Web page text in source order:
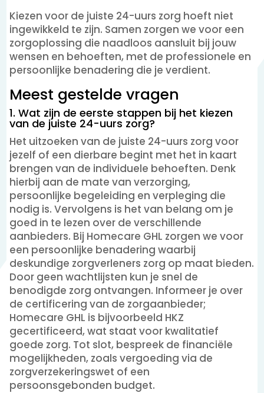
Kiezen voor de juiste 24-uurs zorg hoeft niet
ingewikkeld te zijn. Samen zorgen we voor een
zorgoplossing die naadloos aansluit bij jouw
wensen en behoeften, met de professionele en
persoonlijke benadering die je verdient.
Meest gestelde vragen
1. Wat zijn de eerste stappen bij het kiezen
van de juiste 24-uurs zorg?
Het uitzoeken van de juiste 24-uurs zorg voor
jezelf of een dierbare begint met het in kaart
brengen van de individuele behoeften. Denk
hierbij aan de mate van verzorging,
persoonlijke begeleiding en verpleging die
nodig is. Vervolgens is het van belang om je
goed in te lezen over de verschillende
aanbieders. Bij Homecare GHL zorgen we voor
een persoonlijke benadering waarbij
deskundige zorgverleners zorg op maat bieden.
Door geen wachtlijsten kun je snel de
benodigde zorg ontvangen. Informeer je over
de certificering van de zorgaanbieder;
Homecare GHL is bijvoorbeeld HKZ
gecertificeerd, wat staat voor kwalitatief
goede zorg. Tot slot, bespreek de financiële
mogelijkheden, zoals vergoeding via de
zorgverzekeringswet of een
persoonsgebonden budget.